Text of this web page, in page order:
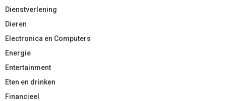
Dienstverlening
Dieren
Electronica en Computers
Energie
Entertainment
Eten en drinken
Financieel